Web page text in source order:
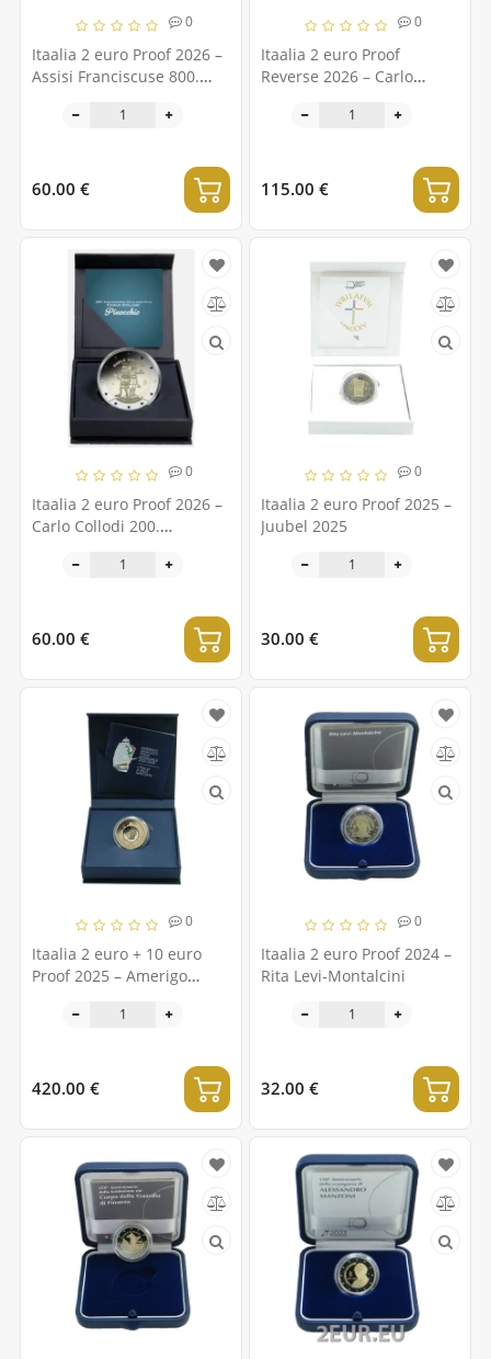
0
Itaalia 2 euro Proof 2026 –
Assisi Franciscuse 800.
60.00 €
0
Itaalia 2 euro Proof
Reverse 2026 – Carlo
sünniaastapäev
115.00 €
0
Itaalia 2 euro Proof 2026 –
Carlo Collodi 200.
60.00 €
0
Itaalia 2 euro Proof 2025 –
Juubel 2025
30.00 €
0
Itaalia 2 euro + 10 euro
Proof 2025 – Amerigo
420.00 €
0
Itaalia 2 euro Proof 2024 –
Rita Levi-Montalcini
32.00 €